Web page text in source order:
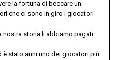
la fortuna di beccare un
che ci sono in giro i giocatori
nostra storia li abbiamo pagati
è stato anni uno dei giocatori più